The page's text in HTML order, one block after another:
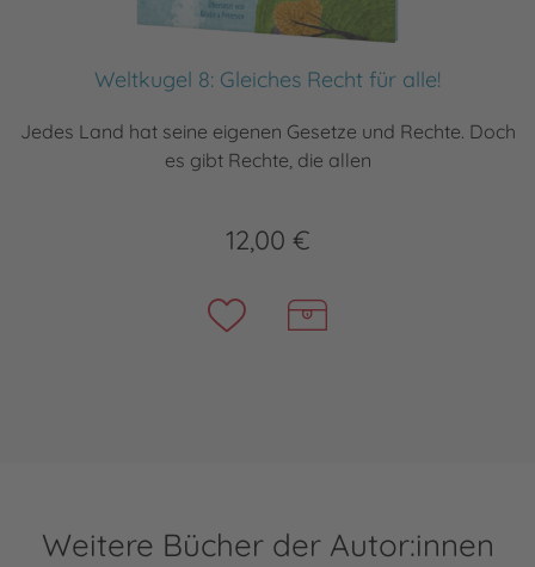
Weltkugel 8: Gleiches Recht für alle!
Jedes Land hat seine eigenen Gesetze und Rechte. Doch
es gibt Rechte, die allen
12,00 €
Weitere Bücher der Autor:innen